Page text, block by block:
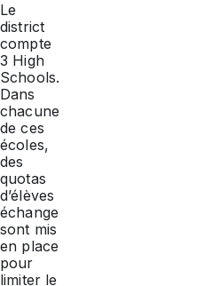
Le
district
compte
3 High
Schools.
Dans
chacune
de ces
écoles,
des
quotas
d’élèves
échange
sont mis
en place
pour
limiter le